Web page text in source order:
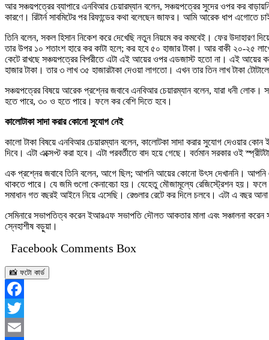
আর সঞ্চয়পত্রের ব্যাপারে এনবিআর চেয়ারম্যান বলেন, সঞ্চয়পত্রের সুদের ওপর কর
কারণে। রিটার্ন সাবমিটের পর রিফান্ডের কথা বলেছেন জাফর। আমি আরেক ধাপ এগোতে
তিনি বলেন, সকল হিসান নিকেশ করে দেখেছি নতুন নিয়মে কর কমবেই। ফের
তার উপর ১০ শতাংশ হারে কর কাটা হলে; কর হবে ৫০ হাজার টাকা। আর বাকী ২০-২৫
কেটে রাখছে সঞ্চয়পত্রের বিপরীতে এটা এই আয়ের ওপর এডজাস্ট হতো না। এই আয়ের
হাজার টাকা। তার ৩ লাখ ৩৫ হাজারটাকা দেওয়া লাগতো। এখন তার তিন লাখ টাকা
সঞ্চয়পত্রের বিষয়ে আরেক প্রশ্নের জবাবে এনবিআর চেয়ারম্যান বলেন, যারা ধনী
হতে পারে, ৩০ ও হতে পারে। ফলে কর বেশি দিতে হবে।
কালোটাকা সাদা করার কোনো সুযোগ নেই
কালো টাকা বিষয়ে এনবিআর চেয়ারম্যান বলেন, কালোটকা সাদা করার সুযোগ দেওয়ার কোন
দিবে। এটা এক্সেপ্ট করা হবে। এটা পরবর্তীতে বাদ হয়ে গেছে। বর্তমান সরকার ওই
এক প্রশ্নের জবাবে তিনি বলেন, আগে ছিল; আপনি আয়ের কোনো উৎস দেখাননি। আপনি
থাকতে পারে। যে জমি গুলো কেনাবেচা হয়। যেহেতু মৌজামূল্যে রেজিস্ট্রেশন হয়। ফলে
সমাধান গত বছরই আইনে নিয়ে এসেছি। রেগুলার রেটে কর দিলে চলবে। এটা এ বছর আনা
সেমিনারে সভাপতিত্ব করেন ইআরএফ সভাপতি দৌলত আকতার মালা এবং সঞ্চালনা করেন
স্নেহাশীষ বড়ুয়া।
Facebook Comments Box
📸 ফটো কার্ড
Facebook
Twitter